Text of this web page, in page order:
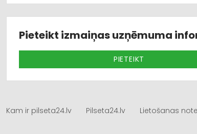
Pieteikt izmaiņas uzņēmuma
PIETEIKT
Kam ir pilseta24.lv Pilseta24.lv Lietošanas